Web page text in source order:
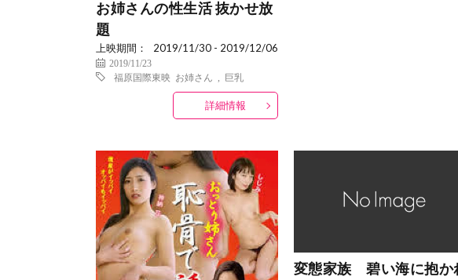
お姉さんの性生活 抜かせ放
題
上映期間： 2019/11/30 - 2019/12/06
2019/11/23
福原国際東映 お姉さん 巨乳
詳細情報
変態家族 碧い海に抱か